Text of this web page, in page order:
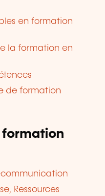
en formation
la formation en
de formation
formation
Ressources